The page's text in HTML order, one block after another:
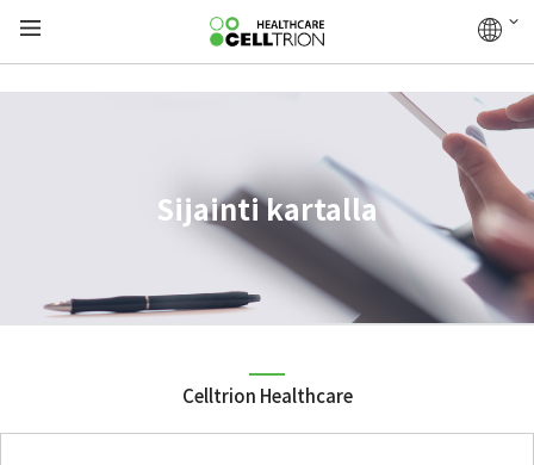
Sijainti kartalla
Celltrion Healthcare